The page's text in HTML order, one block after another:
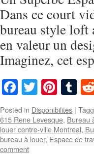
Dans ce court
bureau style loft
en valeur un
Imaginez, cet
Facebook
Twitter
Posted in Disponibilites |
615 Rene Levesque, Bureau
louer centre-ville Montreal,
bureau à louer, Espace de
comment